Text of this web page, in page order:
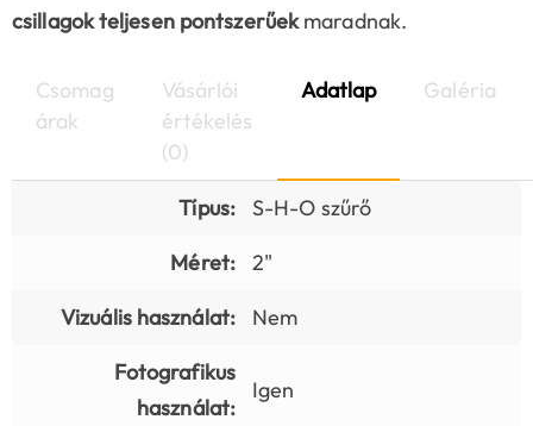
csillagok teljesen pontszerűekmaradnak.
Csomag
árak
Vásárlói
értékelés
(0)
Adatlap Galéria
Típus:
S-H-O szűrő
Méret:
2"
Vizuális használat:
Nem
Fotografikus
használat:
Igen